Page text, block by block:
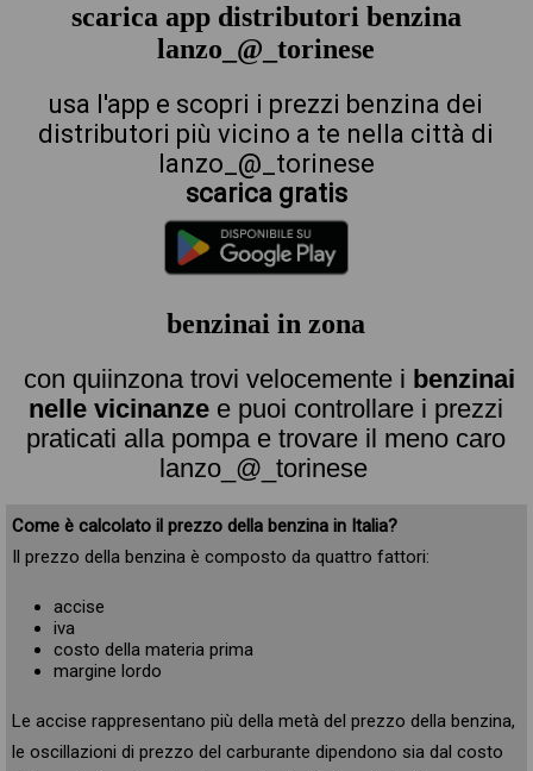
scarica app distributori benzina
lanzo_@_torinese
usa l'app e scopri i prezzi benzina dei
distributori più vicino a te nella città di
lanzo_@_torinese
scarica gratis
benzinai in zona
con quiinzona trovi velocemente i benzinai
nelle vicinanze e puoi controllare i prezzi
praticati alla pompa e trovare il meno caro
lanzo_@_torinese
Come è calcolato il prezzo della benzina in Italia?
Il prezzo della benzina è composto da quattro fattori:
accise
iva
costo della materia prima
margine lordo
Le accise rappresentano più della metà del prezzo della benzina,
le oscillazioni di prezzo del carburante dipendono sia dal costo